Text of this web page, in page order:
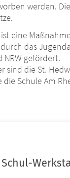
werden.
eine
das
gefördert.
sind die St.
Schule Am